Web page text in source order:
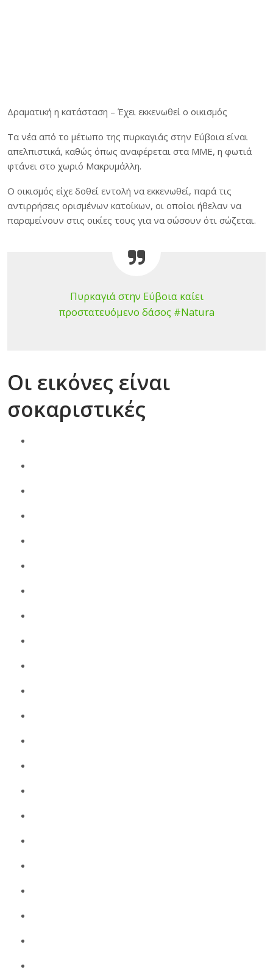
Δραματική η κατάσταση – Έχει εκκενωθεί ο οικισμός
Τα νέα από το μέτωπο της πυρκαγιάς στην Εύβοια είναι
απελπιστικά, καθώς όπως αναφέρεται στα ΜΜΕ, η φωτιά
φτάνει στο χωριό Μακρυμάλλη.
Ο οικισμός είχε δοθεί εντολή να εκκενωθεί, παρά τις
αντιρρήσεις ορισμένων κατοίκων, οι οποίοι ήθελαν να
παραμείνουν στις οικίες τους για να σώσουν ότι σώζεται.
Πυρκαγιά στην Εύβοια καίει
προστατευόμενο δάσος #Natura
Οι εικόνες είναι
σοκαριστικές